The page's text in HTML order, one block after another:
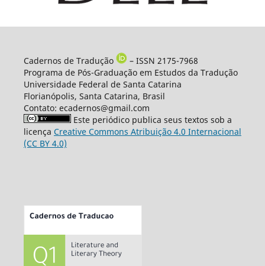
Cadernos de Tradução
– ISSN 2175-7968
Programa de Pós-Graduação em Estudos da Tradução
Universidade Federal de Santa Catarina
Florianópolis, Santa Catarina, Brasil
Contato: ecadernos@gmail.com
Este periódico publica seus textos sob a
licença Creative Commons Atribuição 4.0 Internacional
(CC BY 4.0)